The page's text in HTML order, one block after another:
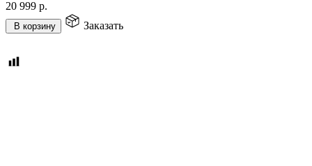
20 999 р.
В корзину Заказать